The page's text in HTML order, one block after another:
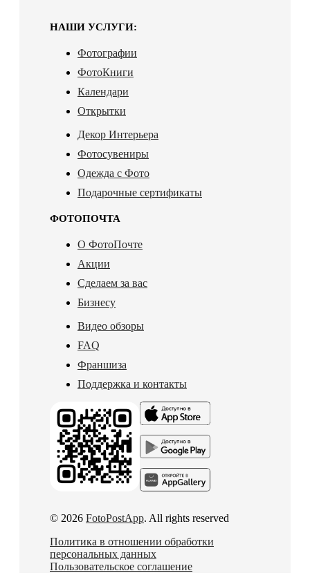
НАШИ УСЛУГИ:
Фотографии
ФотоКниги
Календари
Открытки
Декор Интерьера
Фотосувениры
Одежда с Фото
Подарочные сертификаты
ФОТОПОЧТА
О ФотоПочте
Акции
Сделаем за вас
Бизнесу
Видео обзоры
FAQ
Франшиза
Поддержка и контакты
© 2026 FotoPostApp. All rights reserved
Политика в отношении обработки
персональных данных
Пользовательское соглашение